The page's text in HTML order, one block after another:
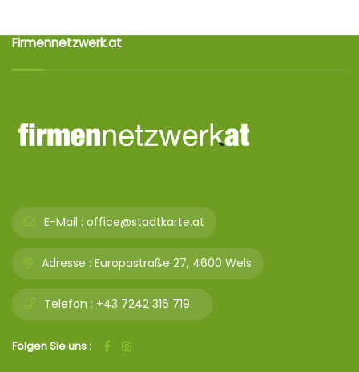
Firmennetzwerk.at
E-Mail : office@stadtkarte.at
Adresse : Europastraße 27, 4600 Wels
Telefon : +43 7242 316 719
Folgen Sie uns :